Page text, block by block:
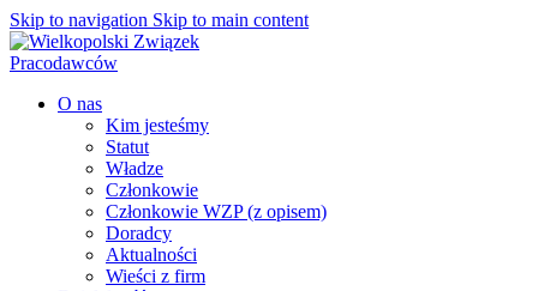
Skip to navigation Skip to main content
O nas
Kim jesteśmy
Statut
Władze
Członkowie
Członkowie WZP (z opisem)
Doradcy
Aktualności
Wieści z firm